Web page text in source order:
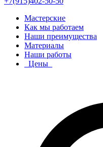
Мастерские
Как мы работаем
Наши преимущества
Материалы
Наши работы
Цены